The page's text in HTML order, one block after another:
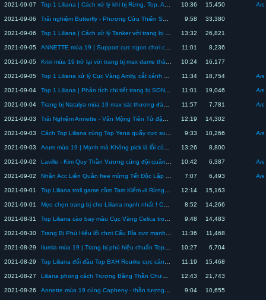
2021-09-07 10:36 15,450
2021-09-06 9:58 33,380
2021-09-06 13:32 26,821
2021-09-05 11:01 8,236
2021-09-05 10:24 16,177
2021-09-05 11:34 18,754
2021-09-04 11:01 19,046
2021-09-04 11:57 7,781
2021-09-03 12:19 14,302
2021-09-03 9:33 10,266
2021-09-03 13:26 8,800
2021-09-02 10:42 6,387
2021-09-02 7:07 6,493
2021-09-01 12:14 15,163
2021-09-01 8:52 14,266
2021-08-31 9:48 14,483
2021-08-30 11:36 11,468
2021-08-29 10:27 6,704
2021-08-29 11:19 15,468
2021-08-27 12:43 21,743
2021-08-26 9:04 10,655